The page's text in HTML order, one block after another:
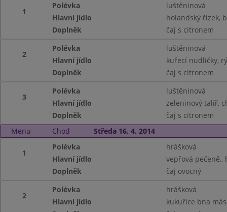
1
Polévka
luštěninová
Hlavní jídlo
holandský řízek,
Doplněk
čaj s citronem
2
Polévka
luštěninová
Hlavní jídlo
kuřecí nudličky,
Doplněk
čaj s citronem
3
Polévka
luštěninová
Hlavní jídlo
zeleninový talíř,
Doplněk
čaj s citronem
Menu
Chod Středa 16. 4. 2014
1
Polévka
hrášková
Hlavní jídlo
vepřová pečeně,,
Doplněk
čaj ovocný
2
Polévka
hrášková
Hlavní jídlo
kukuřice bna